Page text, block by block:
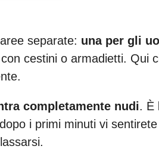
separate: una per gli
cestini o armadietti. Qui
completamente nudi. È
i primi minuti vi